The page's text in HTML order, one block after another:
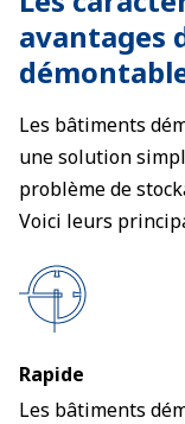
avantages
Les bâtiments
une solution
problème de
Voici leurs
Rapide
Les bâtiments